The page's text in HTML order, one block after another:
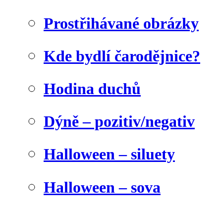
Prostřihávané obrázky
Kde bydlí čarodějnice?
Hodina duchů
Dýně – pozitiv/negativ
Halloween – siluety
Halloween – sova